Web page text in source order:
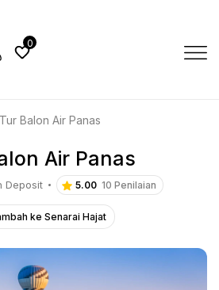
0
Tur Balon Air Panas
Air Panas
Deposit 5.00 10 Penilaian
ke Senarai Hajat